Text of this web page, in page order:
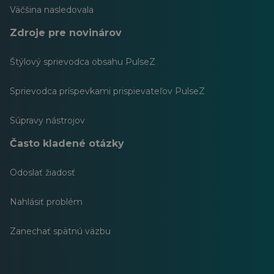
Väčšina nasledovala
Zdroje pre novinárov
Štýlový sprievodca obsahu PulseZ
Sprievodca príspevkami prispievateľov PulseZ
Súpravy nástrojov
Často kladené otázky
Odoslať žiadosť
Nahlásiť problém
Zanechať spätnú väzbu